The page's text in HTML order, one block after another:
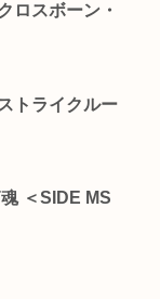
ロスボーン・
トライクルー
＜SIDE MS